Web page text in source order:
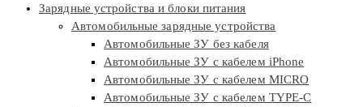
Зарядные устройства и блоки питания
Автомобильные зарядные устройства
Автомобильные ЗУ без кабеля
Автомобильные ЗУ с кабелем iPhone
Автомобильные ЗУ с кабелем MICRO
Автомобильные ЗУ с кабелем TYPE-C